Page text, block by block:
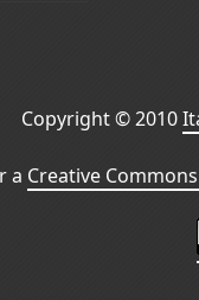
Copyright © 2010
a Creative